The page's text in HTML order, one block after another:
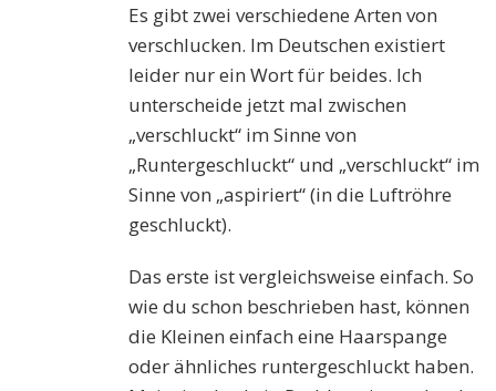
Es gibt zwei verschiedene Arten von
verschlucken. Im Deutschen existiert
leider nur ein Wort für beides. Ich
unterscheide jetzt mal zwischen
„verschluckt“ im Sinne von
„Runtergeschluckt“ und „verschluckt“ im
Sinne von „aspiriert“ (in die Luftröhre
geschluckt).
Das erste ist vergleichsweise einfach. So
wie du schon beschrieben hast, können
die Kleinen einfach eine Haarspange
oder ähnliches runtergeschluckt haben.